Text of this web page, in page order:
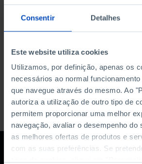
Consentir Detalhes
Este website utiliza cookies
Utilizamos, por definição, apenas os
necessários ao normal
que navegue através do mesmo. Ao
autoriza a utilização de outro tipo de
permitem proporcionar uma melhor
navegação, avaliar o desempenho do
as melhores ofertas de produtos e
com as suas preferências. Se
DATA DE FIM